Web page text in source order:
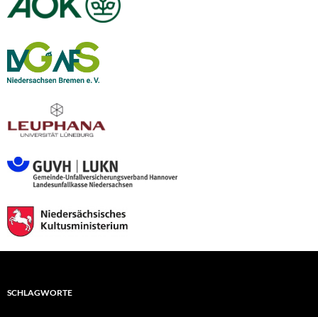
SCHLAGWORTE